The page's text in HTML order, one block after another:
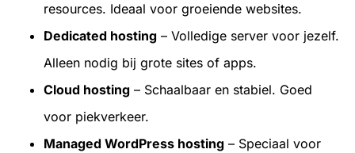
resources. Ideaal voor groeiende websites.
Dedicated hosting – Volledige server voor jezelf.
Alleen nodig bij grote sites of apps.
Cloud hosting – Schaalbaar en stabiel. Goed
voor piekverkeer.
Managed WordPress hosting – Speciaal voor